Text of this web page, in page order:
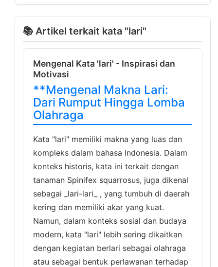
📚 Artikel terkait kata "lari"
Mengenal Kata 'lari' - Inspirasi dan
Motivasi
**Mengenal Makna Lari:
Dari Rumput Hingga Lomba
Olahraga
Kata "lari" memiliki makna yang luas dan
kompleks dalam bahasa Indonesia. Dalam
konteks historis, kata ini terkait dengan
tanaman Spinifex squarrosus, juga dikenal
sebagai _lari-lari_ , yang tumbuh di daerah
kering dan memiliki akar yang kuat.
Namun, dalam konteks sosial dan budaya
modern, kata "lari" lebih sering dikaitkan
dengan kegiatan berlari sebagai olahraga
atau sebagai bentuk perlawanan terhadap